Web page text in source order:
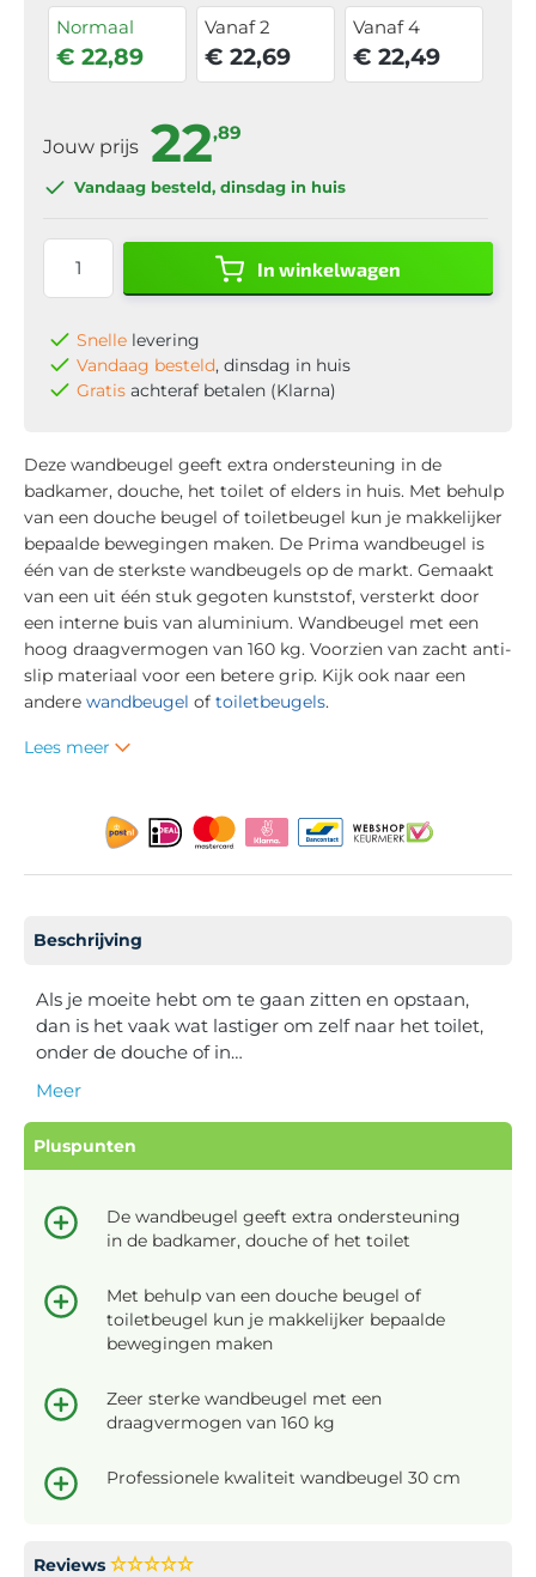
Normaal
€ 22,89
Vanaf 2
€ 22,69
Vanaf 4
€ 22,49
Jouw prijs 22,89
Vandaag besteld, dinsdag in huis
In winkelwagen
Snelle levering
Vandaag besteld, dinsdag in huis
Gratis achteraf betalen (Klarna)
Deze wandbeugel geeft extra ondersteuning in de
badkamer, douche, het toilet of elders in huis. Met behulp
van een douche beugel of toiletbeugel kun je makkelijker
bepaalde bewegingen maken. De Prima wandbeugel is
één van de sterkste wandbeugels op de markt. Gemaakt
van een uit één stuk gegoten kunststof, versterkt door
een interne buis van aluminium. Wandbeugel met een
hoog draagvermogen van 160 kg. Voorzien van zacht anti-
slip materiaal voor een betere grip. Kijk ook naar een
andere wandbeugel of toiletbeugels.
Lees meer
Beschrijving
Als je moeite hebt om te gaan zitten en opstaan,
dan is het vaak wat lastiger om zelf naar het toilet,
onder de douche of in…
Meer
Pluspunten
De wandbeugel geeft extra ondersteuning
in de badkamer, douche of het toilet
Met behulp van een douche beugel of
toiletbeugel kun je makkelijker bepaalde
bewegingen maken
Zeer sterke wandbeugel met een
draagvermogen van 160 kg
Professionele kwaliteit wandbeugel 30 cm
Reviews